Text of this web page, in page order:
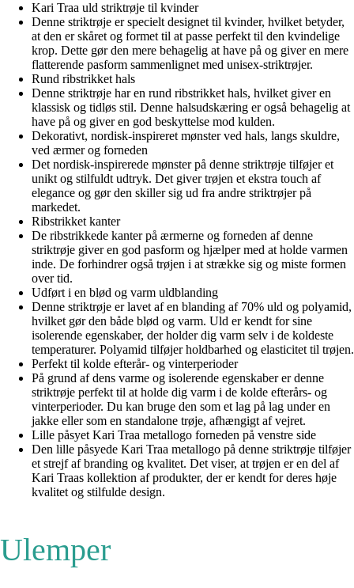
Kari Traa uld striktrøje til kvinder
Denne striktrøje er specielt designet til kvinder, hvilket betyder,
at den er skåret og formet til at passe perfekt til den kvindelige
krop. Dette gør den mere behagelig at have på og giver en mere
flatterende pasform sammenlignet med unisex-striktrøjer.
Rund ribstrikket hals
Denne striktrøje har en rund ribstrikket hals, hvilket giver en
klassisk og tidløs stil. Denne halsudskæring er også behagelig at
have på og giver en god beskyttelse mod kulden.
Dekorativt, nordisk-inspireret mønster ved hals, langs skuldre,
ved ærmer og forneden
Det nordisk-inspirerede mønster på denne striktrøje tilføjer et
unikt og stilfuldt udtryk. Det giver trøjen et ekstra touch af
elegance og gør den skiller sig ud fra andre striktrøjer på
markedet.
Ribstrikket kanter
De ribstrikkede kanter på ærmerne og forneden af ​​denne
striktrøje giver en god pasform og hjælper med at holde varmen
inde. De forhindrer også trøjen i at strække sig og miste formen
over tid.
Udført i en blød og varm uldblanding
Denne striktrøje er lavet af en blanding af 70% uld og polyamid,
hvilket gør den både blød og varm. Uld er kendt for sine
isolerende egenskaber, der holder dig varm selv i de koldeste
temperaturer. Polyamid tilføjer holdbarhed og elasticitet til trøjen.
Perfekt til kolde efterår- og vinterperioder
På grund af dens varme og isolerende egenskaber er denne
striktrøje perfekt til at holde dig varm i de kolde efterårs- og
vinterperioder. Du kan bruge den som et lag på lag under en
jakke eller som en standalone trøje, afhængigt af vejret.
Lille påsyet Kari Traa metallogo forneden på venstre side
Den lille påsyede Kari Traa metallogo på denne striktrøje tilføjer
et strejf af branding og kvalitet. Det viser, at trøjen er en del af
Kari Traas kollektion af produkter, der er kendt for deres høje
kvalitet og stilfulde design.
Ulemper